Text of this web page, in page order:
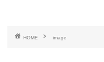
HOME image